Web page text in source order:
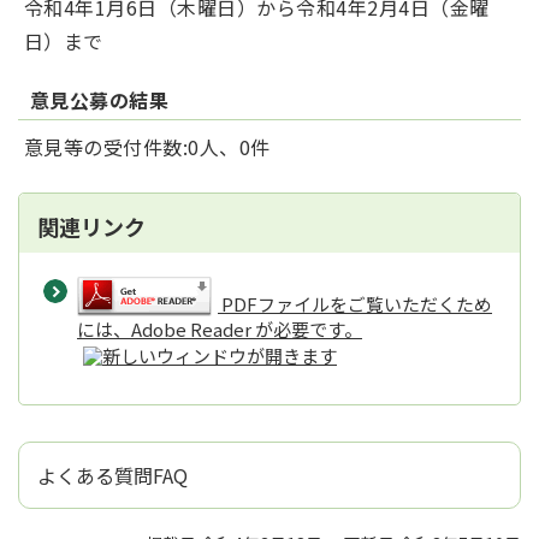
令和4年1月6日（木曜日）から令和4年2月4日（金曜
日）まで
意見公募の結果
意見等の受付件数:0人、0件
関連リンク
PDFファイルをご覧いただくため
には、Adobe Reader が必要です。
よくある質問FAQ